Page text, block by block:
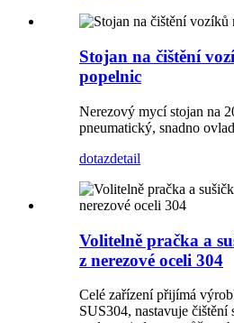
Stojan na čištění
popelnic
Nerezový mycí stojan na
pneumatický, snadno
dotazdetail
Volitelně pračka a
z nerezové oceli 304
Celé zařízení přijímá
SUS304, nastavuje čištění